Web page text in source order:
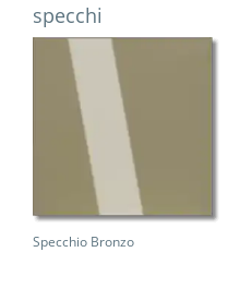
specchi
Specchio Bronzo